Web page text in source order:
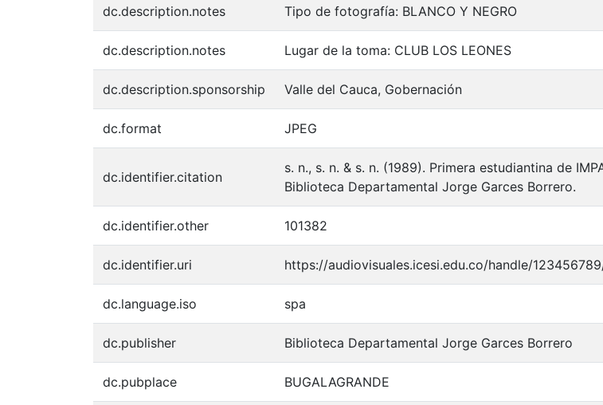
dc.description.notes Tipo de fotografía: BLANCO Y NEGRO
dc.description.notes Lugar de la toma: CLUB LOS LEONES
dc.description.sponsorship Valle del Cauca, Gobernación
dc.format JPEG
dc.identifier.citation
s. n., s. n. & s. n. (1989). Primera estudiantina de
Biblioteca Departamental Jorge Garces Borrero.
dc.identifier.other 101382
dc.identifier.uri https://audiovisuales.icesi.edu.co/handle/
dc.language.iso spa
dc.publisher Biblioteca Departamental Jorge Garces Borrero
dc.pubplace BUGALAGRANDE